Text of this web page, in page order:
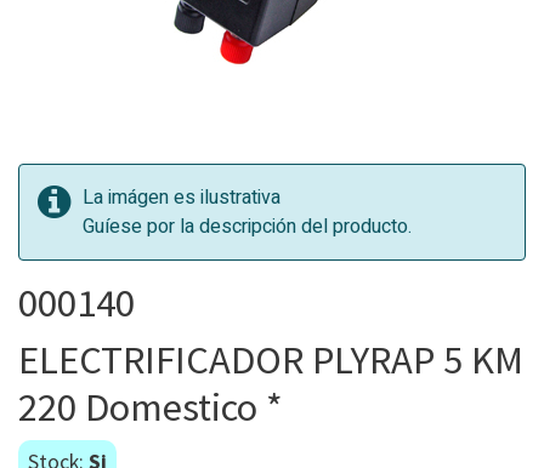
La imágen es ilustrativa
Guíese por la descripción del producto.
000140
ELECTRIFICADOR PLYRAP 5 KM
220 Domestico *
Stock: Si